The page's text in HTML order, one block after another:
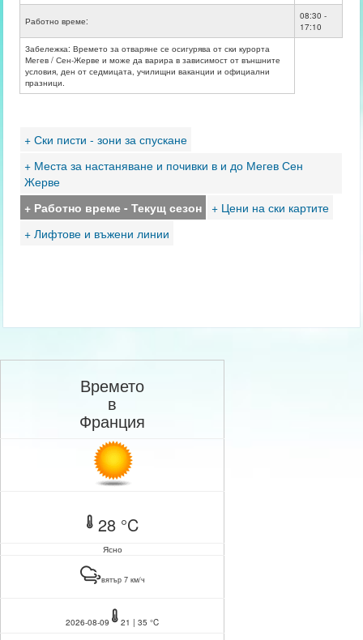
Работно време:
08:30 -
17:10
Забележка: Времето за отваряне се осигурява от ски курорта
Мегев / Сен-Жерве и може да варира в зависимост от външните
условия, ден от седмицата, училищни ваканции и официални
празници.
+ Ски писти - зони за спускане
+ Места за настаняване и почивки в и до Мегев Сен
Жерве
+ Работно време - Текущ сезон
+ Цени на ски картите
+ Лифтове и въжени линии
Времето
в
Франция
28 °C
Ясно
вятър 7 км/ч
2026-08-09 21 | 35 °C